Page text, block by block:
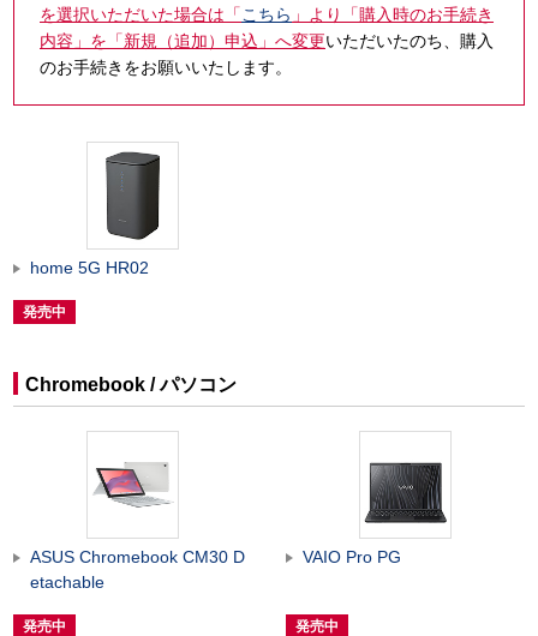
を選択いただいた場合は「 こちら 」より「購入時のお手続き
内容」を「新規（追加）申込」へ変更いただいたのち、購入
のお手続きをお願いいたします。
home 5G HR02
発売中
Chromebook / パソコン
ASUS Chromebook CM30 D
etachable
発売中
VAIO Pro PG
発売中